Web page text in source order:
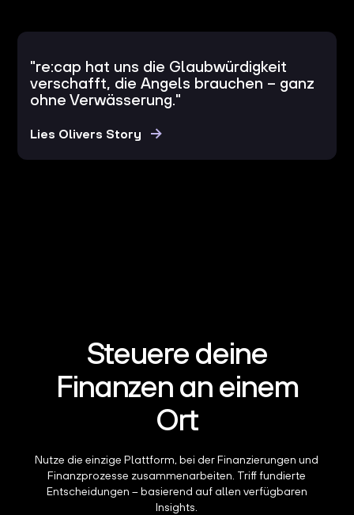
"re:cap hat uns die Glaubwürdigkeit
verschafft, die Angels brauchen – ganz
ohne Verwässerung."
Lies Olivers Story
Steuere deine
Finanzen an einem
Ort
Nutze die einzige Plattform, bei der Finanzierungen und
Finanzprozesse zusammenarbeiten. Triff fundierte
Entscheidungen – basierend auf allen verfügbaren
Insights.